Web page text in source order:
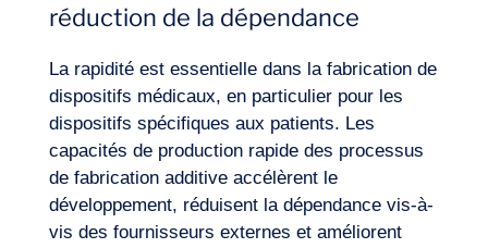
réduction de la dépendance
La rapidité est essentielle dans la fabrication de
dispositifs médicaux, en particulier pour les
dispositifs spécifiques aux patients. Les
capacités de production rapide des processus
de fabrication additive accélèrent le
développement, réduisent la dépendance vis-à-
vis des fournisseurs externes et améliorent